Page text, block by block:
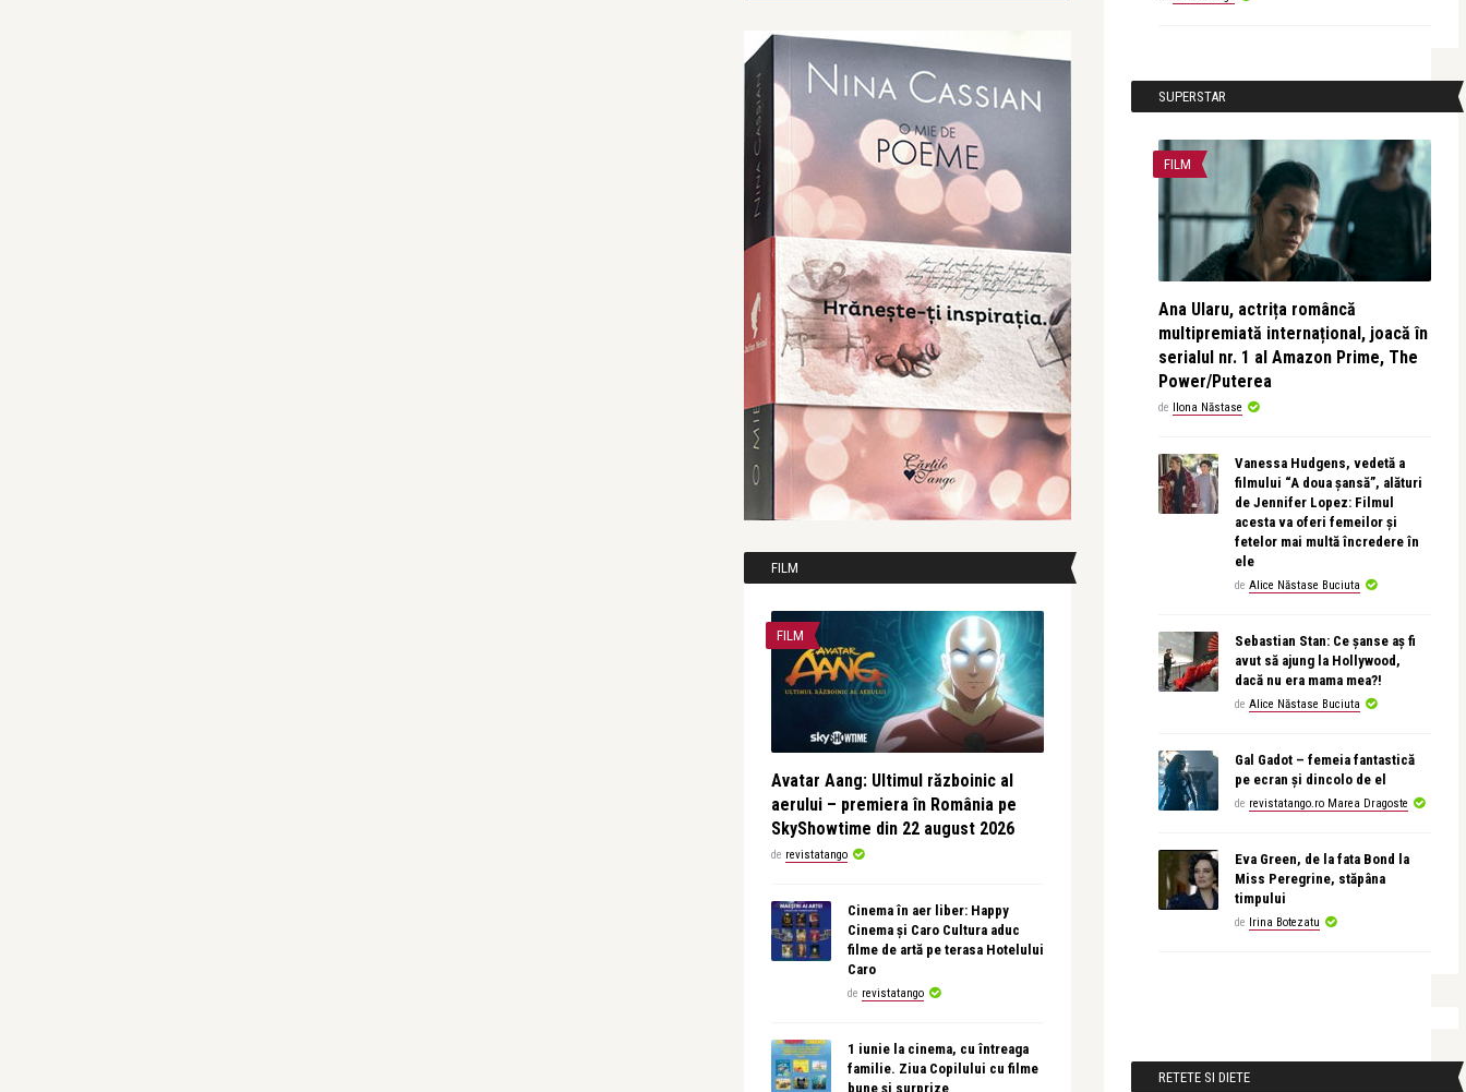
FILM
FILM
Avatar Aang: Ultimul războinic al
aerului – premiera în România pe
SkyShowtime din 22 august 2026
de revistatango
Cinema în aer liber: Happy
Cinema și Caro Cultura aduc
filme de artă pe terasa Hotelului
Caro
de revistatango
1 iunie la cinema, cu întreaga
familie. Ziua Copilului cu filme
bune și surprize
SUPERSTAR
FILM
Ana Ularu, actrița româncă
multipremiată internațional, joacă în
serialul nr. 1 al Amazon Prime, The
Power/Puterea
de Ilona Năstase
Vanessa Hudgens, vedetă a
filmului “A doua șansă”, alături
de Jennifer Lopez: Filmul
acesta va oferi femeilor și
fetelor mai multă încredere în
ele
de Alice Năstase Buciuta
Sebastian Stan: Ce șanse aș fi
avut să ajung la Hollywood,
dacă nu era mama mea?!
de Alice Năstase Buciuta
Gal Gadot – femeia fantastică
pe ecran și dincolo de el
de revistatango.ro Marea Dragoste
Eva Green, de la fata Bond la
Miss Peregrine, stăpâna
timpului
de Irina Botezatu
RETETE SI DIETE